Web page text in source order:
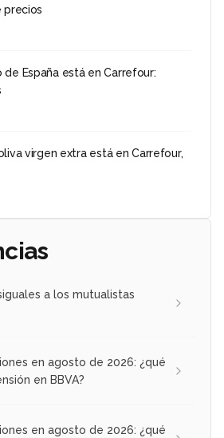
precios
de España está en Carrefour:
virgen extra está en Carrefour,
a los mutualistas
en agosto de 2026: ¿qué
en BBVA?
en agosto de 2026: ¿qué